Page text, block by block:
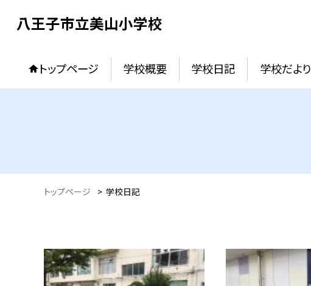
八王子市立美山小学校
トップページ 学校概要 学校日記 学校だより
トップページ > 学校日記